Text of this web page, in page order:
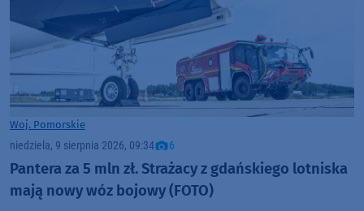
Woj. Pomorskie
niedziela, 9 sierpnia 2026, 09:34 6
Pantera za 5 mln zł. Strażacy z gdańskiego lotniska
mają nowy wóz bojowy (FOTO)